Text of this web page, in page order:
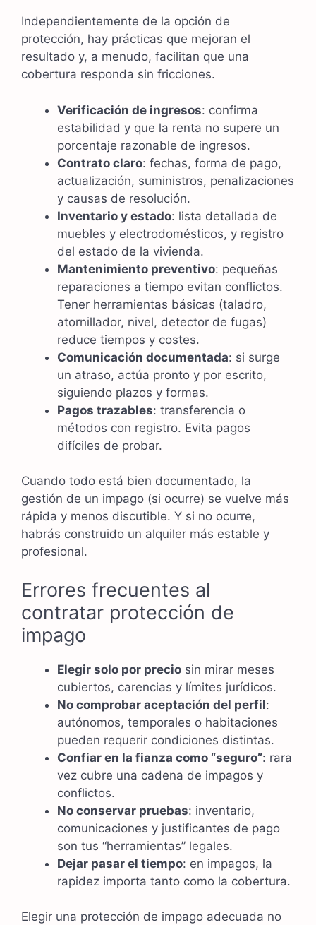
Independientemente de la opción de
protección, hay prácticas que mejoran el
resultado y, a menudo, facilitan que una
cobertura responda sin fricciones.
Verificación de ingresos: confirma
estabilidad y que la renta no supere un
porcentaje razonable de ingresos.
Contrato claro: fechas, forma de pago,
actualización, suministros, penalizaciones
y causas de resolución.
Inventario y estado: lista detallada de
muebles y electrodomésticos, y registro
del estado de la vivienda.
Mantenimiento preventivo: pequeñas
reparaciones a tiempo evitan conflictos.
Tener herramientas básicas (taladro,
atornillador, nivel, detector de fugas)
reduce tiempos y costes.
Comunicación documentada: si surge
un atraso, actúa pronto y por escrito,
siguiendo plazos y formas.
Pagos trazables: transferencia o
métodos con registro. Evita pagos
difíciles de probar.
Cuando todo está bien documentado, la
gestión de un impago (si ocurre) se vuelve más
rápida y menos discutible. Y si no ocurre,
habrás construido un alquiler más estable y
profesional.
Errores frecuentes al
contratar protección de
impago
Elegir solo por precio sin mirar meses
cubiertos, carencias y límites jurídicos.
No comprobar aceptación del perfil:
autónomos, temporales o habitaciones
pueden requerir condiciones distintas.
Confiar en la fianza como “seguro”: rara
vez cubre una cadena de impagos y
conflictos.
No conservar pruebas: inventario,
comunicaciones y justificantes de pago
son tus “herramientas” legales.
Dejar pasar el tiempo: en impagos, la
rapidez importa tanto como la cobertura.
Elegir una protección de impago adecuada no